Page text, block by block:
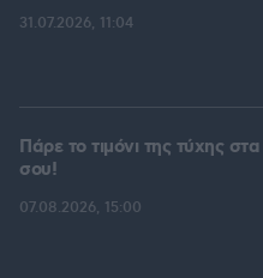
31.07.2026, 11:04
Πάρε το τιμόνι της τύχης
σου!
07.08.2026, 15:00